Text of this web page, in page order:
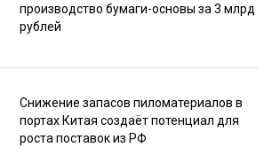
производство бумаги-основы за 3 млрд
рублей
Снижение запасов пиломатериалов в
портах Китая создаёт потенциал для
роста поставок из РФ